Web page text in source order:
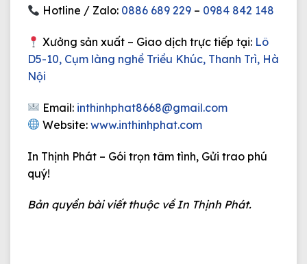
Hotline / Zalo: 0886 689 229 – 0984 842 148
Xưởng sản xuất – Giao dịch trực tiếp tại: Lô
D5-10, Cụm làng nghề Triều Khúc, Thanh Trì, Hà
Nội
Email: inthinhphat8668@gmail.com
Website: www.inthinhphat.com
In Thịnh Phát – Gói trọn tâm tình, Gửi trao phú
quý!
Bản quyền bài viết thuộc về In Thịnh Phát.